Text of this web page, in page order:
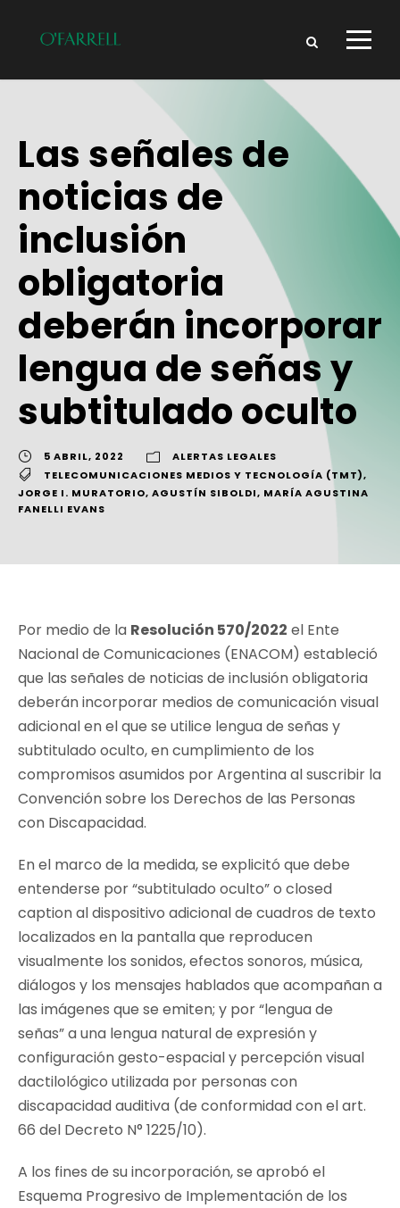
Las señales de
noticias de
inclusión
obligatoria
deberán incorporar
lengua de señas y
subtitulado oculto
5 ABRIL, 2022
ALERTAS LEGALES
TELECOMUNICACIONES MEDIOS Y TECNOLOGÍA (TMT),
JORGE I. MURATORIO, AGUSTÍN SIBOLDI, MARÍA AGUSTINA
FANELLI EVANS
Por medio de la Resolución 570/2022 el Ente
Nacional de Comunicaciones (ENACOM) estableció
que las señales de noticias de inclusión obligatoria
deberán incorporar medios de comunicación visual
adicional en el que se utilice lengua de señas y
subtitulado oculto, en cumplimiento de los
compromisos asumidos por Argentina al suscribir la
Convención sobre los Derechos de las Personas
con Discapacidad.
En el marco de la medida, se explicitó que debe
entenderse por “subtitulado oculto” o closed
captional dispositivo adicional de cuadros de texto
localizados en la pantalla que reproducen
visualmente los sonidos, efectos sonoros, música,
diálogos y los mensajes hablados que acompañan a
las imágenes que se emiten; y por “lengua de
señas” a una lengua natural de expresión y
configuración gesto-espacial y percepción visual
dactilológico utilizada por personas con
discapacidad auditiva (de conformidad con el art.
66 del Decreto N° 1225/10).
A los fines de su incorporación, se aprobó el
Esquema Progresivo de Implementación de los